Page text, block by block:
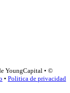
YoungCapital • ©
• Politica de privacidad